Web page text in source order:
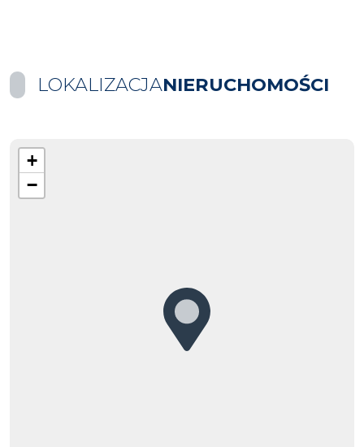
LOKALIZACJANIERUCHOMOŚCI
+
−